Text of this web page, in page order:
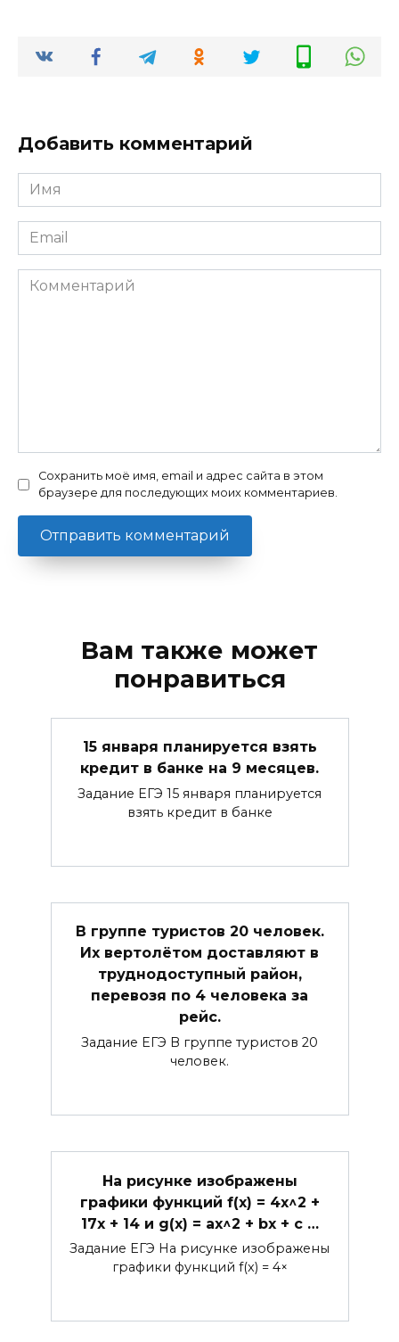
Добавить комментарий
Имя
*
Email
*
Комментарий
Сохранить моё имя, email и адрес сайта в этом
браузере для последующих моих комментариев.
Вам также может
понравиться
15 января планируется взять
кредит в банке на 9 месяцев.
Задание ЕГЭ 15 января планируется
взять кредит в банке
В группе туристов 20 человек.
Их вертолётом доставляют в
труднодоступный район,
перевозя по 4 человека за
рейс.
Задание ЕГЭ В группе туристов 20
человек.
На рисунке изображены
графики функций f(x) = 4x^2 +
17x + 14 и g(x) = ax^2 + bx + c …
Задание ЕГЭ На рисунке изображены
графики функций f(x) = 4×